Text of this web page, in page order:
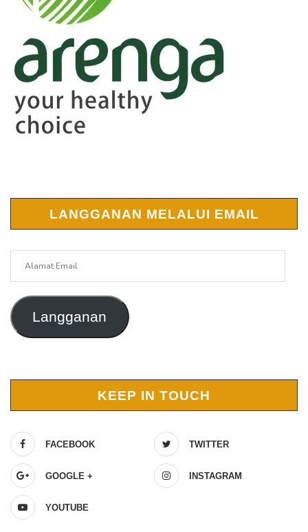
LANGGANAN MELALUI EMAIL
Langganan
KEEP IN TOUCH
FACEBOOK TWITTER
GOOGLE + INSTAGRAM
YOUTUBE